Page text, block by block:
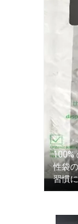
100%
性袋
習慣